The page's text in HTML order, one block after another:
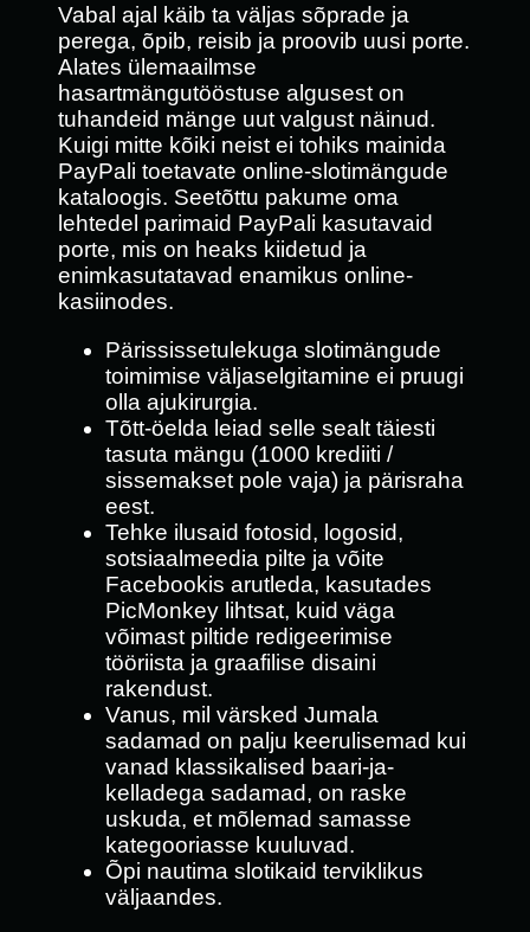
Vabal ajal käib ta väljas sõprade ja
perega, õpib, reisib ja proovib uusi porte.
Alates ülemaailmse
hasartmängutööstuse algusest on
tuhandeid mänge uut valgust näinud.
Kuigi mitte kõiki neist ei tohiks mainida
PayPali toetavate online-slotimängude
kataloogis. Seetõttu pakume oma
lehtedel parimaid PayPali kasutavaid
porte, mis on heaks kiidetud ja
enimkasutatavad enamikus online-
kasiinodes.
Pärississetulekuga slotimängude
toimimise väljaselgitamine ei pruugi
olla ajukirurgia.
Tõtt-öelda leiad selle sealt täiesti
tasuta mängu (1000 krediiti /
sissemakset pole vaja) ja pärisraha
eest.
Tehke ilusaid fotosid, logosid,
sotsiaalmeedia pilte ja võite
Facebookis arutleda, kasutades
PicMonkey lihtsat, kuid väga
võimast piltide redigeerimise
tööriista ja graafilise disaini
rakendust.
Vanus, mil värsked Jumala
sadamad on palju keerulisemad kui
vanad klassikalised baari-ja-
kelladega sadamad, on raske
uskuda, et mõlemad samasse
kategooriasse kuuluvad.
Õpi nautima slotikaid terviklikus
väljaandes.